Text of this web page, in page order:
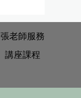
張老師服務
講座課程